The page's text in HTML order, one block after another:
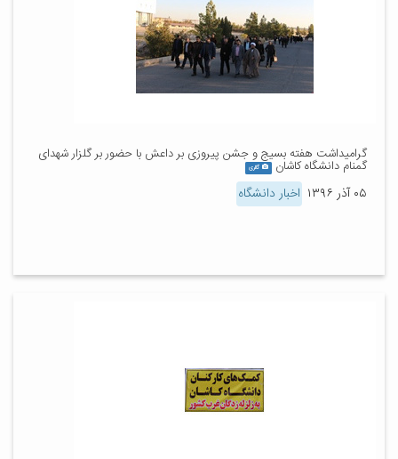
گرامیداشت هفته بسیج و جشن پیروزی بر داعش با حضور بر گلزار شهدای
گمنام دانشگاه کاشان گالری
۰۵ آذر ۱۳۹۶ اخبار دانشگاه